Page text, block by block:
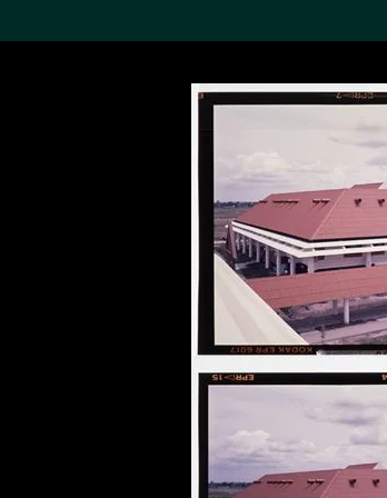
搜索M+
19,052項結果
關於M+藏品
一世紀視覺文化藏品。